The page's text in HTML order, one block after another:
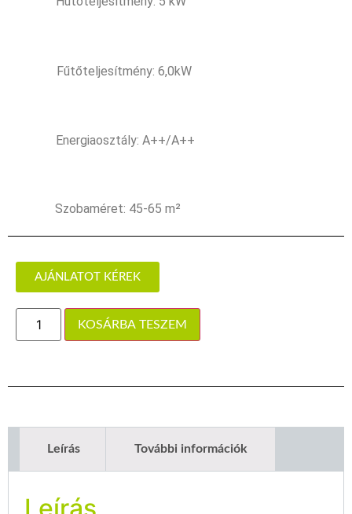
Fűtőteljesítmény: 6,0kW
Energiaosztály: A++/A++
Szobaméret: 45-65 m²
AJÁNLATOT KÉREK
KOSÁRBA TESZEM
Leírás További információk
Leírás